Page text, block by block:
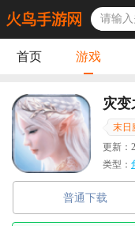
首页 游戏
灾
末日
更新：
类型：
普通下载